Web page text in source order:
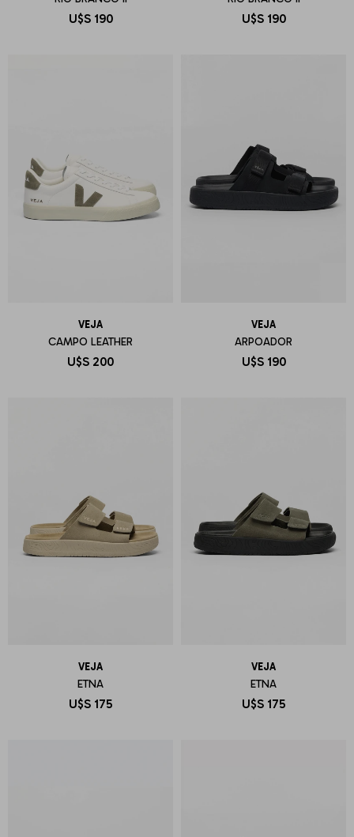
U$S 190 U$S 190
VEJA
CAMPO LEATHER
U$S 200
VEJA
ARPOADOR
U$S 190
VEJA
ETNA
U$S 175
VEJA
ETNA
U$S 175